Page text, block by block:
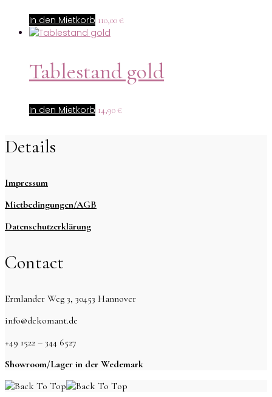
In den Mietkorb 110,00 €
Tablestand gold
In den Mietkorb 14,90 €
Details
Impressum
Mietbedingungen/AGB
Datenschutzerklärung
Contact
Ermlander Weg 3, 30453 Hannover
info@dekomant.de
+49 1522 – 344 6527
Showroom/Lager in der Wedemark